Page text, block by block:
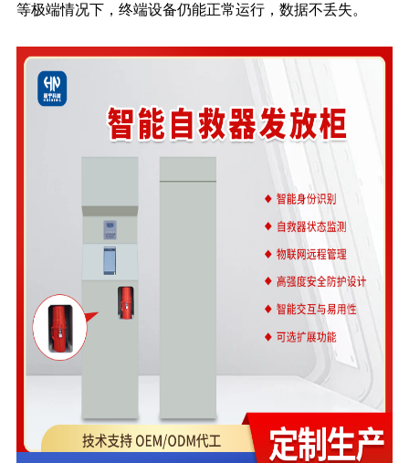
等极端情况下，终端设备仍能正常运行，数据不丢失。